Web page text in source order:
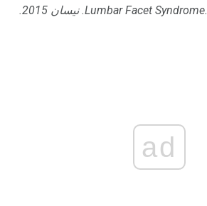
Lumbar Facet Syndrome. نيسان 2015.
ad